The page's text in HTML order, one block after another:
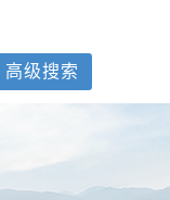
高级搜索